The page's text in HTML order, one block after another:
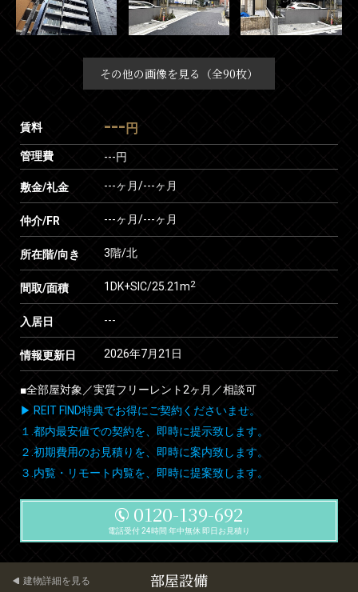
その他の画像を見る（全90枚）
賃料 --- 円
管理費 ---円
敷金/礼金 ---ヶ月/---ヶ月
仲介/FR ---ヶ月/---ヶ月
所在階/向き 3階/北
間取/面積 1DK+SIC/25.21m2
入居日 ---
情報更新日 2026年7月21日
■全部屋対象／実質フリーレント2ヶ月／相談可
▶ REIT FIND特典でお得にご契約くださいませ。
１.都内最安値での契約を、即時に提示致します。
２.初期費用のお見積りを、即時に案内致します。
３.内覧・リモート内覧を、即時に提案致します。
0120-139-692
電話受付 24時間 年中無休 即日お見積り
部屋設備
建物詳細を見る